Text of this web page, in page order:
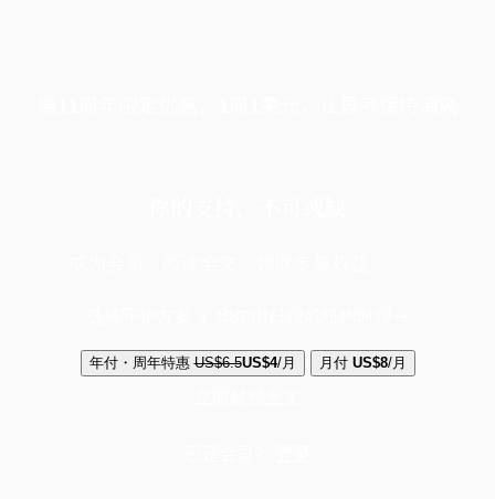
年付・周年特惠 US$6.5US$4/月 月付 US$8/月